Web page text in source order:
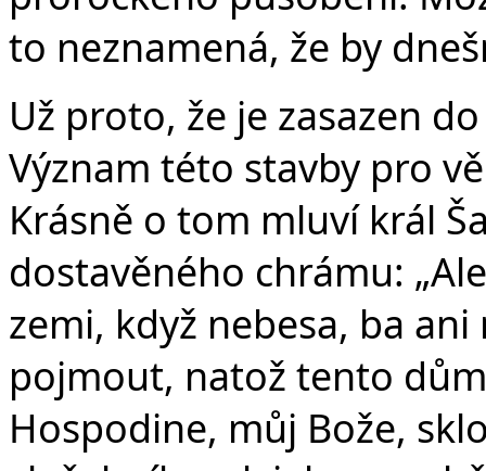
to neznamená, že by
Už proto, že je zasazen
Význam této stavby pro
Krásně o tom mluví král
dostavěného chrámu:
zemi, když nebesa, ba
pojmout, natož tento
Hospodine, můj Bože,